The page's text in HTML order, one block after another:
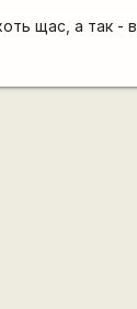
щас, а так